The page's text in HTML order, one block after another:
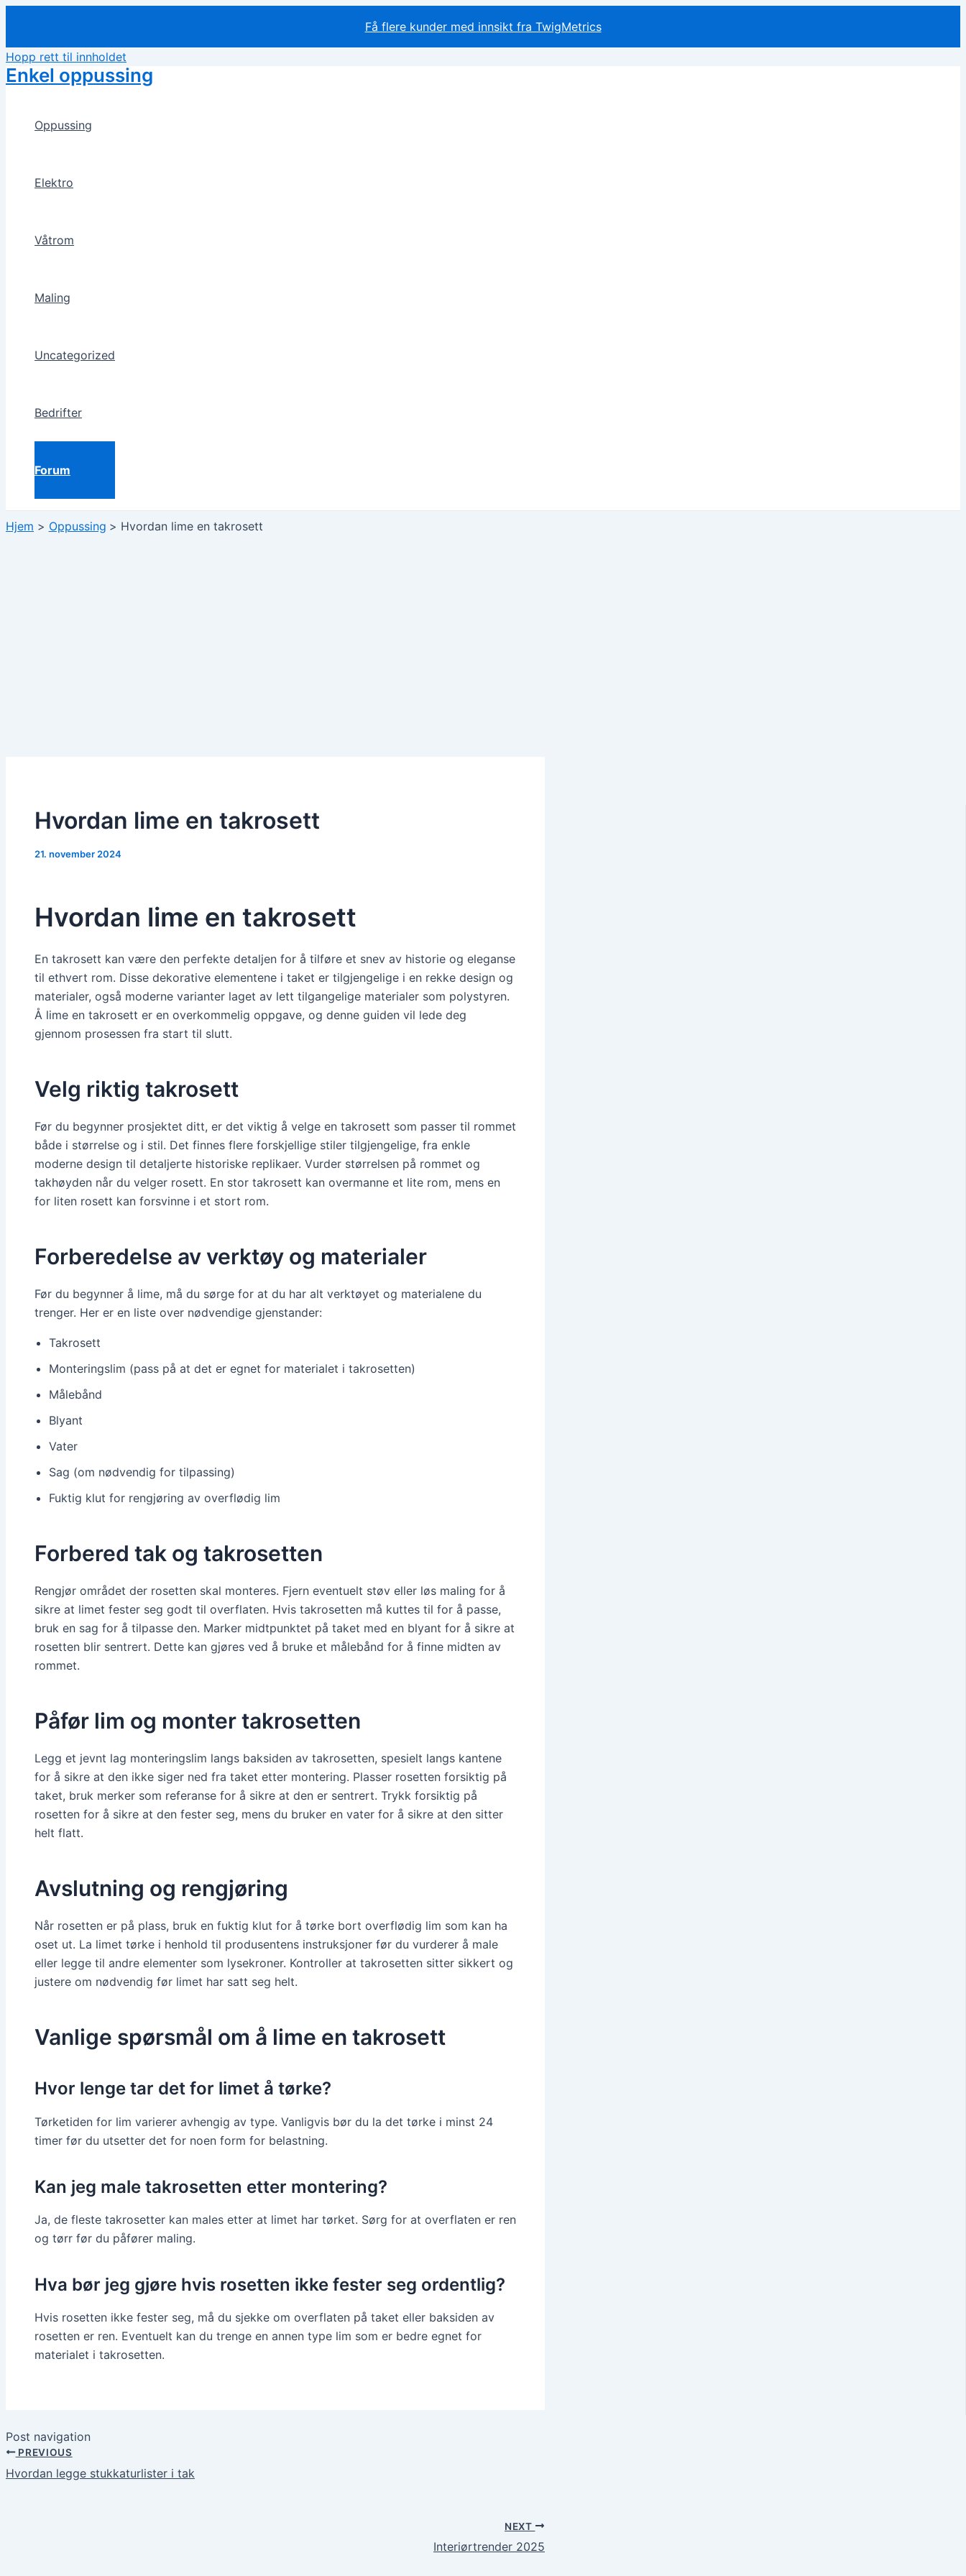
Få flere kunder med innsikt fra TwigMetrics
Hopp rett til innholdet
Enkel oppussing
Oppussing
Elektro
Våtrom
Maling
Uncategorized
Bedrifter
Forum
Hjem Oppussing Hvordan lime en takrosett
Hvordan lime en takrosett
21. november 2024
Hvordan lime en takrosett
En takrosett kan være den perfekte detaljen for å tilføre et snev av historie og eleganse
til ethvert rom. Disse dekorative elementene i taket er tilgjengelige i en rekke design og
materialer, også moderne varianter laget av lett tilgangelige materialer som polystyren.
Å lime en takrosett er en overkommelig oppgave, og denne guiden vil lede deg
gjennom prosessen fra start til slutt.
Velg riktig takrosett
Før du begynner prosjektet ditt, er det viktig å velge en takrosett som passer til rommet
både i størrelse og i stil. Det finnes flere forskjellige stiler tilgjengelige, fra enkle
moderne design til detaljerte historiske replikaer. Vurder størrelsen på rommet og
takhøyden når du velger rosett. En stor takrosett kan overmanne et lite rom, mens en
for liten rosett kan forsvinne i et stort rom.
Forberedelse av verktøy og materialer
Før du begynner å lime, må du sørge for at du har alt verktøyet og materialene du
trenger. Her er en liste over nødvendige gjenstander:
Takrosett
Monteringslim (pass på at det er egnet for materialet i takrosetten)
Målebånd
Blyant
Vater
Sag (om nødvendig for tilpassing)
Fuktig klut for rengjøring av overflødig lim
Forbered tak og takrosetten
Rengjør området der rosetten skal monteres. Fjern eventuelt støv eller løs maling for å
sikre at limet fester seg godt til overflaten. Hvis takrosetten må kuttes til for å passe,
bruk en sag for å tilpasse den. Marker midtpunktet på taket med en blyant for å sikre at
rosetten blir sentrert. Dette kan gjøres ved å bruke et målebånd for å finne midten av
rommet.
Påfør lim og monter takrosetten
Legg et jevnt lag monteringslim langs baksiden av takrosetten, spesielt langs kantene
for å sikre at den ikke siger ned fra taket etter montering. Plasser rosetten forsiktig på
taket, bruk merker som referanse for å sikre at den er sentrert. Trykk forsiktig på
rosetten for å sikre at den fester seg, mens du bruker en vater for å sikre at den sitter
helt flatt.
Avslutning og rengjøring
Når rosetten er på plass, bruk en fuktig klut for å tørke bort overflødig lim som kan ha
oset ut. La limet tørke i henhold til produsentens instruksjoner før du vurderer å male
eller legge til andre elementer som lysekroner. Kontroller at takrosetten sitter sikkert og
justere om nødvendig før limet har satt seg helt.
Vanlige spørsmål om å lime en takrosett
Hvor lenge tar det for limet å tørke?
Tørketiden for lim varierer avhengig av type. Vanligvis bør du la det tørke i minst 24
timer før du utsetter det for noen form for belastning.
Kan jeg male takrosetten etter montering?
Ja, de fleste takrosetter kan males etter at limet har tørket. Sørg for at overflaten er ren
og tørr før du påfører maling.
Hva bør jeg gjøre hvis rosetten ikke fester seg ordentlig?
Hvis rosetten ikke fester seg, må du sjekke om overflaten på taket eller baksiden av
rosetten er ren. Eventuelt kan du trenge en annen type lim som er bedre egnet for
materialet i takrosetten.
Post navigation
PREVIOUS
Hvordan legge stukkaturlister i tak
NEXT
Interiørtrender 2025